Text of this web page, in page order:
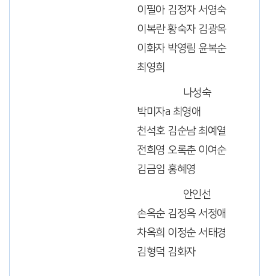
이필아 김정자 서영숙
이복란 황숙자 김광옥
이화자 박영림 윤복순
최영희
나성숙
박미자a 최영애
천석호 김순남 최예열
전희영 오록춘 이여순
김금임 홍혜영
안인선
손옥순 김정옥 서정애
차옥희 이정순 서태경
김형덕 김화자